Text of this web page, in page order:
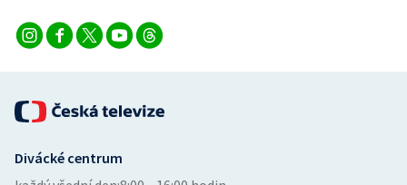
Divácké centrum